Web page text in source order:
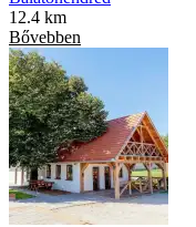
12.4 km
Bővebben